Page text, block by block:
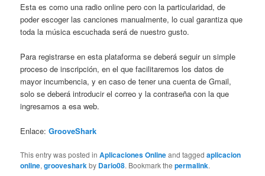
Esta es como una radio online pero con la particularidad, de
poder escoger las canciones manualmente, lo cual garantiza que
toda la música escuchada será de nuestro gusto.
Para registrarse en esta plataforma se deberá seguir un simple
proceso de inscripción, en el que facilitaremos los datos de
mayor incumbencia, y en caso de tener una cuenta de Gmail,
solo se deberá introducir el correo y la contraseña con la que
ingresamos a esa web.
Enlace:GrooveShark
This entry was posted inAplicaciones Onlineand taggedaplicacion
online,groovesharkby Dario08. Bookmark thepermalink.